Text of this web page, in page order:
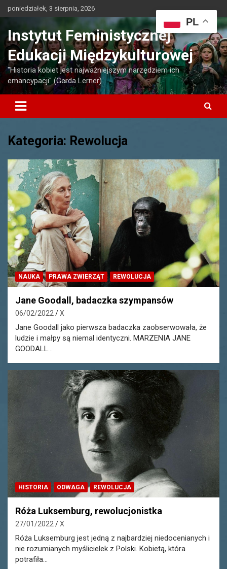
to
poniedziałek, 3 sierpnia, 2026
Instytut Feministycznej
Edukacji Międzykulturowej
"Historia kobiet jest najważniejszym narzędziem ich
emancypacji" (Gerda Lerner)
Kategoria: Rewolucja
NAUKA PRAWA ZWIERZĄT REWOLUCJA
Jane Goodall, badaczka szympansów
06/02/2022 X
Jane Goodall jako pierwsza badaczka zaobserwowała, że
ludzie i małpy są niemal identyczni. MARZENIA JANE
GOODALL…
HISTORIA ODWAGA REWOLUCJA
Róża Luksemburg, rewolucjonistka
27/01/2022 X
Róża Luksemburg jest jedną z najbardziej niedocenianych i
nie rozumianych myślicielek z Polski. Kobietą, która
potrafiła…
PL